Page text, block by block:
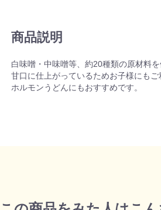
商品説明
白味噌・中味噌等、約20種類の原材料
甘口に仕上がっているためお子様にもご
ホルモンうどんにもおすすめです。